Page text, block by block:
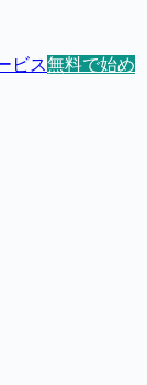
ビス無料で始め